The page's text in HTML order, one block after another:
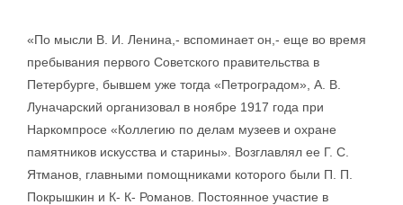
«По мысли В. И. Ленина,- вспоминает он,- еще во время
пребывания первого Советского правительства в
Петербурге, бывшем уже тогда «Петроградом», А. В.
Луначарский организовал в ноябре 1917 года при
Наркомпросе «Коллегию по делам музеев и охране
памятников искусства и старины». Возглавлял ее Г. С.
Ятманов, главными помощниками которого были П. П.
Покрышкин и К- К- Романов. Постоянное участие в